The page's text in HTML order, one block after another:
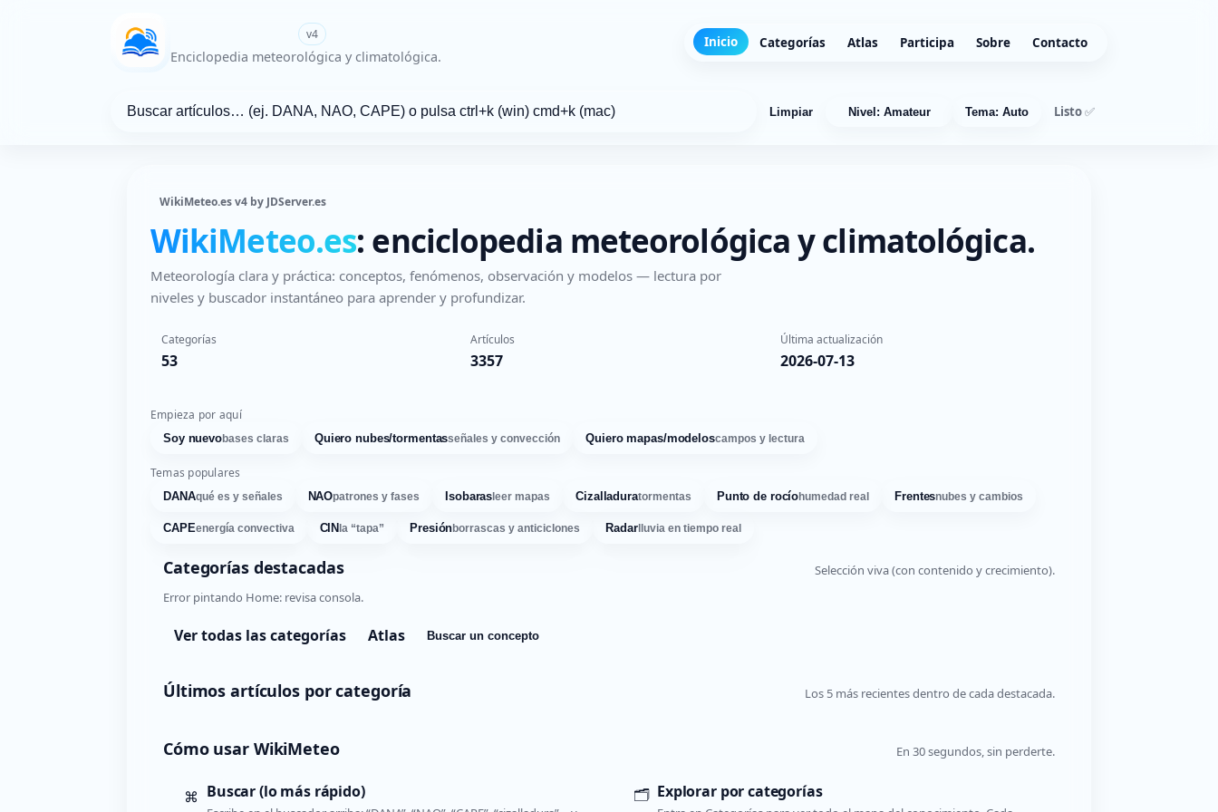
WikiMeteo.es v4
Enciclopedia meteorológica y climatológica.
Inicio Categorías Atlas Participa Sobre Contacto
Limpiar Nivel: Amateur Tema: Auto Listo ✅
WikiMeteo.es v4 by JDServer.es
WikiMeteo.es: enciclopedia meteorológica y climatológica.
Meteorología clara y práctica: conceptos, fenómenos, observación y modelos — lectura por
niveles y buscador instantáneo para aprender y profundizar.
Categorías
53
Artículos
3357
Última actualización
2026-07-13
Empieza por aquí
Soy nuevobases claras Quiero nubes/tormentasseñales y convección Quiero mapas/modeloscampos y lectura
Temas populares
DANAqué es y señales NAOpatrones y fases Isobarasleer mapas Cizalladuratormentas Punto de rocíohumedad real Frentesnubes y cambios
CAPEenergía convectiva CIN la “tapa” Presiónborrascas y anticiclones Radarlluvia en tiempo real
Categorías destacadas
Selección viva (con contenido y crecimiento).
Error pintando Home: revisa consola.
Ver todas las categorías Atlas Buscar un concepto
Últimos artículos por categoría Los 5 más recientes dentro de cada destacada.
Cómo usar WikiMeteo En 30 segundos, sin perderte.
⌘ Buscar (lo más rápido) 🗂️ Explorar por categorías